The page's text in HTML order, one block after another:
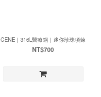
CENE｜316L醫療鋼｜迷你珍珠項鍊
NT$700